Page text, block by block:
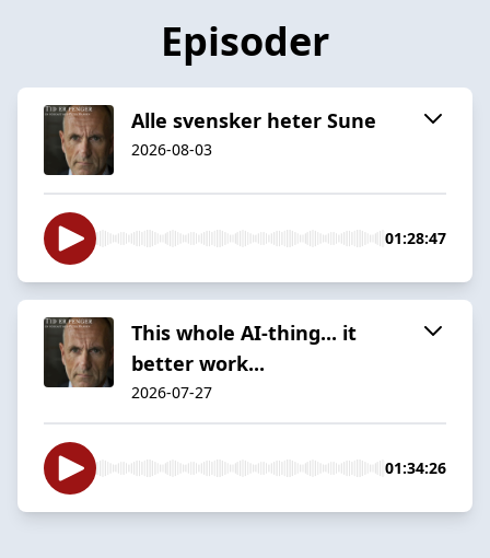
Episoder
Alle svensker heter Sune
2026-08-03
01:28:47
This whole AI-thing... it
better work...
2026-07-27
01:34:26